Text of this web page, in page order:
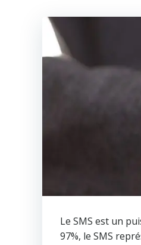
Le SMS est un
97%, le SMS